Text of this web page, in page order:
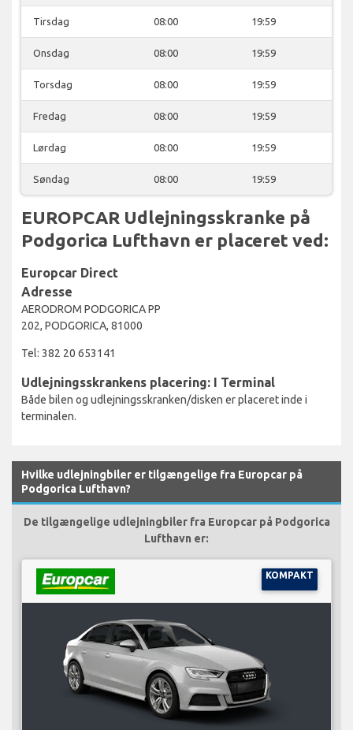
Tirsdag 08:00 19:59
Onsdag 08:00 19:59
Torsdag 08:00 19:59
Fredag 08:00 19:59
Lørdag 08:00 19:59
Søndag 08:00 19:59
EUROPCAR Udlejningsskranke på
Podgorica Lufthavn er placeret ved:
Europcar Direct
Adresse
AERODROM PODGORICA PP
202, PODGORICA, 81000
Tel: 382 20 653141
Udlejningsskrankens placering: I Terminal
Både bilen og udlejningsskranken/disken er placeret inde i
terminalen.
Hvilke udlejningbiler er tilgængelige fra Europcar på
Podgorica Lufthavn?
De tilgængelige udlejningbiler fra Europcar på Podgorica
Lufthavn er:
KOMPAKT